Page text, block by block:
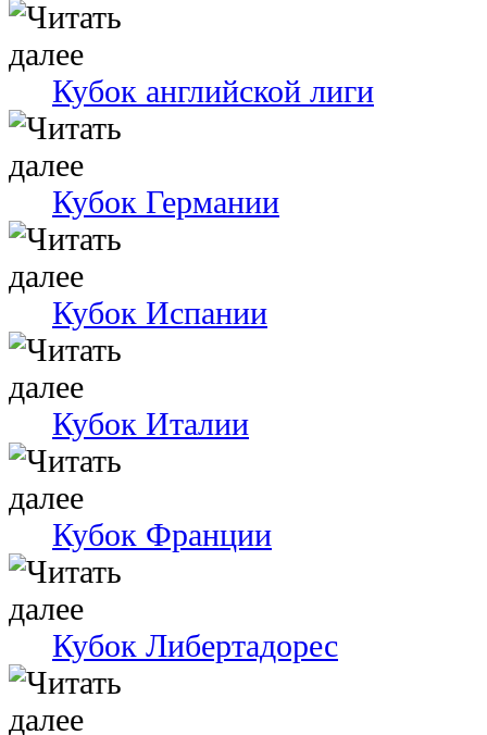
Кубок английской лиги
Кубок Германии
Кубок Испании
Кубок Италии
Кубок Франции
Кубок Либертадорес